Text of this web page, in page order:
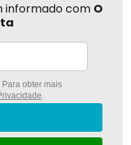
informado com O
obter mais
.